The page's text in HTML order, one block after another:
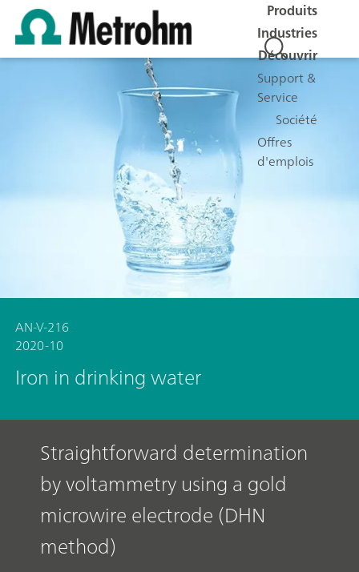
Produits
Industries
Découvrir
Support &
Service
Société
Offres
d'emplois
AN-V-216
2020-10
Iron in drinking water
Straightforward determination
by voltammetry using a gold
microwire electrode (DHN
method)